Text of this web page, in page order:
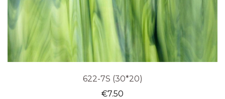
622-7S (30*20)
€7.50